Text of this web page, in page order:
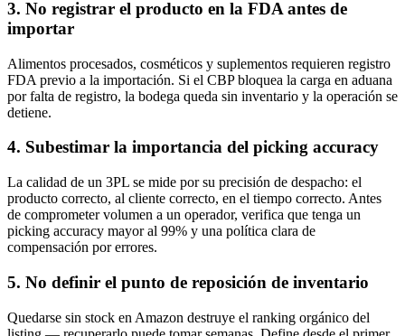
3. No registrar el producto en la FDA antes de
importar
Alimentos procesados, cosméticos y suplementos requieren registro
FDA previo a la importación. Si el CBP bloquea la carga en aduana
por falta de registro, la bodega queda sin inventario y la operación se
detiene.
4. Subestimar la importancia del picking accuracy
La calidad de un 3PL se mide por su precisión de despacho: el
producto correcto, al cliente correcto, en el tiempo correcto. Antes
de comprometer volumen a un operador, verifica que tenga un
picking accuracy mayor al 99% y una política clara de
compensación por errores.
5. No definir el punto de reposición de inventario
Quedarse sin stock en Amazon destruye el ranking orgánico del